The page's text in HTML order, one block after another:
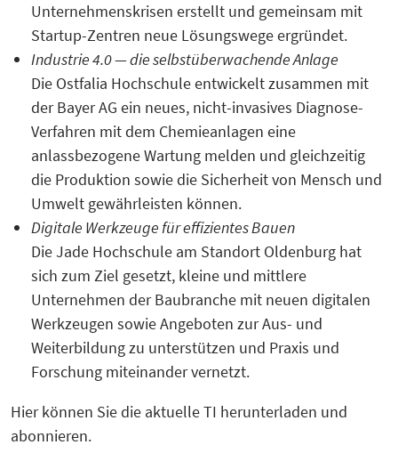
Unternehmenskrisen erstellt und gemeinsam mit
Startup-Zentren neue Lösungswege ergründet.
Industrie 4.0 — die selbstüberwachende Anlage
Die Ostfalia Hochschule entwickelt zusammen mit
der Bayer AG ein neues, nicht-invasives Diagnose-
Verfahren mit dem Chemieanlagen eine
anlassbezogene Wartung melden und gleichzeitig
die Produktion sowie die Sicherheit von Mensch und
Umwelt gewährleisten können.
Digitale Werkzeuge für effizientes Bauen
Die Jade Hochschule am Standort Oldenburg hat
sich zum Ziel gesetzt, kleine und mittlere
Unternehmen der Baubranche mit neuen digitalen
Werkzeugen sowie Angeboten zur Aus- und
Weiterbildung zu unterstützen und Praxis und
Forschung miteinander vernetzt.
Hier können Sie die aktuelle TI herunterladen und
abonnieren.